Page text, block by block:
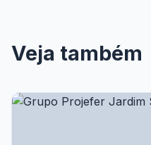
Veja também